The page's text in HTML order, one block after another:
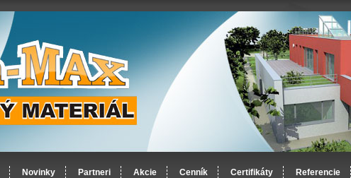
Novinky Partneri Akcie Cenník Certifikáty Referencie